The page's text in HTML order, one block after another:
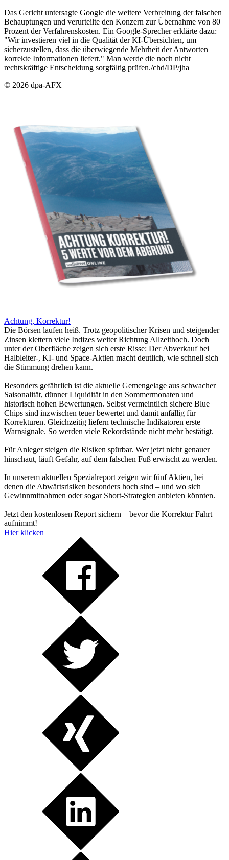
Das Gericht untersagte Google die weitere Verbreitung der falschen
Behauptungen und verurteilte den Konzern zur Übernahme von 80
Prozent der Verfahrenskosten. Ein Google-Sprecher erklärte dazu:
"Wir investieren viel in die Qualität der KI-Übersichten, um
sicherzustellen, dass die überwiegende Mehrheit der Antworten
korrekte Informationen liefert." Man werde die noch nicht
rechtskräftige Entscheidung sorgfältig prüfen./chd/DP/jha
© 2026 dpa-AFX
Achtung, Korrektur!
Die Börsen laufen heiß. Trotz geopolitischer Krisen und steigender
Zinsen klettern viele Indizes weiter Richtung Allzeithoch. Doch
unter der Oberfläche zeigen sich erste Risse: Der Abverkauf bei
Halbleiter-, KI- und Space-Aktien macht deutlich, wie schnell sich
die Stimmung drehen kann.
Besonders gefährlich ist die aktuelle Gemengelage aus schwacher
Saisonalität, dünner Liquidität in den Sommermonaten und
historisch hohen Bewertungen. Selbst vermeintlich sichere Blue
Chips sind inzwischen teuer bewertet und damit anfällig für
Korrekturen. Gleichzeitig liefern technische Indikatoren erste
Warnsignale. So werden viele Rekordstände nicht mehr bestätigt.
Für Anleger steigen die Risiken spürbar. Wer jetzt nicht genauer
hinschaut, läuft Gefahr, auf dem falschen Fuß erwischt zu werden.
In unserem aktuellen Spezialreport zeigen wir fünf Aktien, bei
denen die Abwärtsrisiken besonders hoch sind – und wo sich
Gewinnmitnahmen oder sogar Short-Strategien anbieten könnten.
Jetzt den kostenlosen Report sichern – bevor die Korrektur Fahrt
aufnimmt!
Hier klicken